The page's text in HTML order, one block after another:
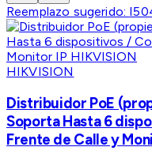
Reemplazo sugerido:
HIKVISION
Distribuidor PoE
Soporta Hasta 6
Frente de Calle y